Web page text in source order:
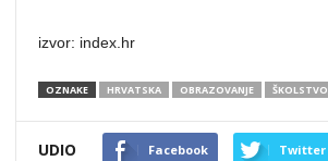
izvor: index.hr
OZNAKE HRVATSKA OBRAZOVANJE ŠKOLSTVO
UDIO Facebook Twitter